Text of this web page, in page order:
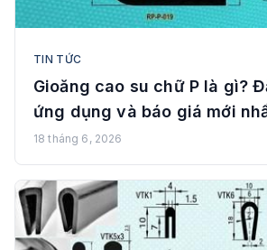
TIN TỨC
Gioăng cao su chữ P là gì?
ứng dụng và báo giá mới
18 tháng 6, 2026